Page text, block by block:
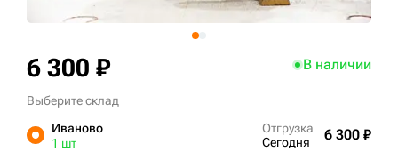
6 300 ₽ В наличии
Выберите склад
Иваново
1 шт
Отгрузка
Сегодня
6 300 ₽
+7 (499) 394-50-93